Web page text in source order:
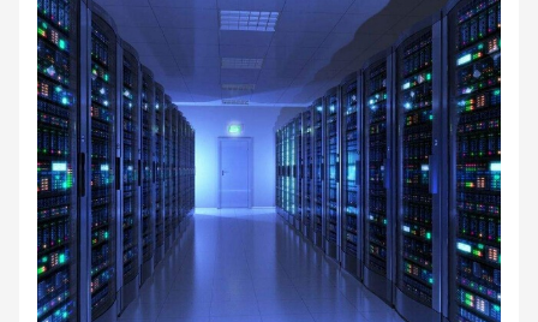
请输入您的公司名称 名字